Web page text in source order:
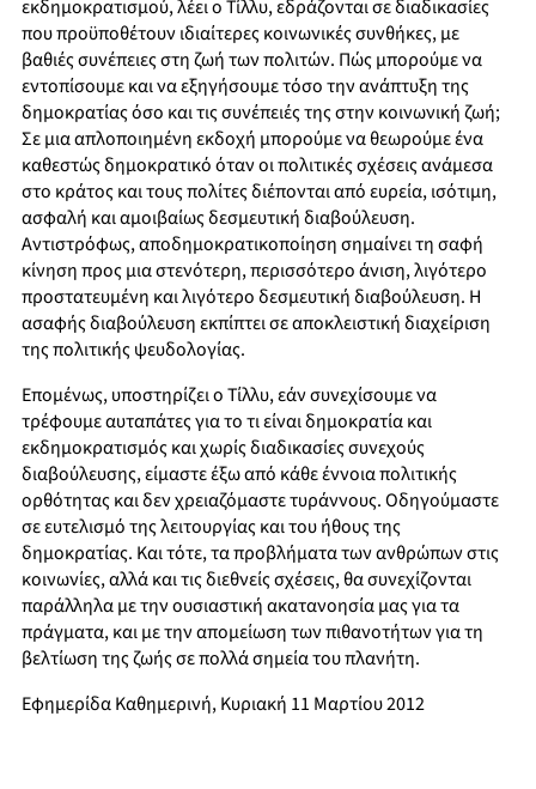
εκδημοκρατισμού, λέει ο Τίλλυ, εδράζονται σε διαδικασίες
που προϋποθέτουν ιδιαίτερες κοινωνικές συνθήκες, με
βαθιές συνέπειες στη ζωή των πολιτών. Πώς μπορούμε να
εντοπίσουμε και να εξηγήσουμε τόσο την ανάπτυξη της
δημοκρατίας όσο και τις συνέπειές της στην κοινωνική ζωή;
Σε μια απλοποιημένη εκδοχή μπορούμε να θεωρούμε ένα
καθεστώς δημοκρατικό όταν οι πολιτικές σχέσεις ανάμεσα
στο κράτος και τους πολίτες διέπονται από ευρεία, ισότιμη,
ασφαλή και αμοιβαίως δεσμευτική διαβούλευση.
Αντιστρόφως, αποδημοκρατικοποίηση σημαίνει τη σαφή
κίνηση προς μια στενότερη, περισσότερο άνιση, λιγότερο
προστατευμένη και λιγότερο δεσμευτική διαβούλευση. Η
ασαφής διαβούλευση εκπίπτει σε αποκλειστική διαχείριση
της πολιτικής ψευδολογίας.
Επομένως, υποστηρίζει ο Τίλλυ, εάν συνεχίσουμε να
τρέφουμε αυταπάτες για το τι είναι δημοκρατία και
εκδημοκρατισμός και χωρίς διαδικασίες συνεχούς
διαβούλευσης, είμαστε έξω από κάθε έννοια πολιτικής
ορθότητας και δεν χρειαζόμαστε τυράννους. Οδηγούμαστε
σε ευτελισμό της λειτουργίας και του ήθους της
δημοκρατίας. Και τότε, τα προβλήματα των ανθρώπων στις
κοινωνίες, αλλά και τις διεθνείς σχέσεις, θα συνεχίζονται
παράλληλα με την ουσιαστική ακατανοησία μας για τα
πράγματα, και με την απομείωση των πιθανοτήτων για τη
βελτίωση της ζωής σε πολλά σημεία του πλανήτη.
Εφημερίδα Καθημερινή, Κυριακή 11 Μαρτίου 2012